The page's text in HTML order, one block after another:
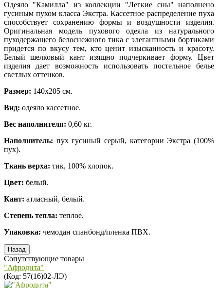
Одеяло "Камилла" из коллекции "Легкие сны" наполнено
гусиным пухом класса Экстра. Кассетное распределение пуха
способствует сохранению формы и воздушности изделия.
Оригинальная модель пухового одеяла из натурального
пуходержащего белоснежного тика с элегантными бортиками
придется по вкусу тем, кто ценит изысканность и красоту.
Белый шелковый кант изящно подчеркивает форму. Цвет
изделия дает возможность использовать постельное белье
светлых оттенков.
Размер: 140х205 см.
Вид: одеяло кассетное.
Вес наполнителя: 0,60 кг.
Наполнитель: пух гусиный серый, категории Экстра (100%
пух).
Ткань верха: тик, 100% хлопок.
Цвет: белый.
Кант: атласный, белый.
Степень тепла: теплое.
Упаковка: чемодан спанбонд/пленка ПВХ.
Сопутствующие товары
"Афродита"
(Код: 57(16)02-ЛЭ)